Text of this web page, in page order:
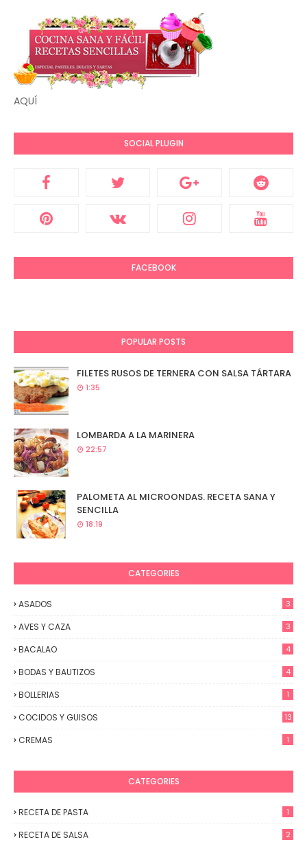
AQUÍ
SOCIAL PLUGIN
FACEBOOK
POPULAR POSTS
FILETES RUSOS DE TERNERA CON SALSA TÁRTARA
1:35
LOMBARDA A LA MARINERA
22:57
PALOMETA AL MICROONDAS. RECETA SANA Y
SENCILLA
18:19
CATEGORIES
ASADOS 3
AVES Y CAZA 3
BACALAO 4
BODAS Y BAUTIZOS 4
BOLLERIAS 1
COCIDOS Y GUISOS 13
CREMAS 1
CATEGORIES
RECETA DE PASTA 1
RECETA DE SALSA 2